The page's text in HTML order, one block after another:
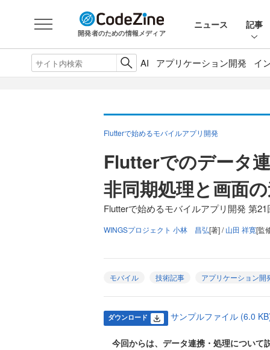
開発者のための情報メディア
ニュース 記事
AI アプリケーション開発 イ
Flutterで始めるモバイルアプリ開発
Flutterでのデータ
非同期処理と画面
Flutterで始めるモバイルアプリ開発 第21
WINGSプロジェクト 小林 昌弘[著] /山田 祥寛[監
モバイル 技術記事 アプリケーション開
ダウンロード サンプルファイル (6.0
今回からは、データ連携・処理について